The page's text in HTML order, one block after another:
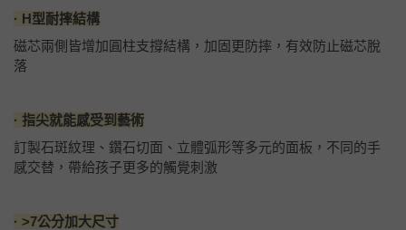
· H型耐摔結構
磁芯兩側皆增加圓柱支撐結構，加固更防摔，有效防止磁芯脫
落
· 指尖就能感受到藝術
訂製石斑紋理、鑽石切面、立體弧形等多元的面板，不同的手
感交替，帶給孩子更多的觸覺刺激
· >7公分加大尺寸